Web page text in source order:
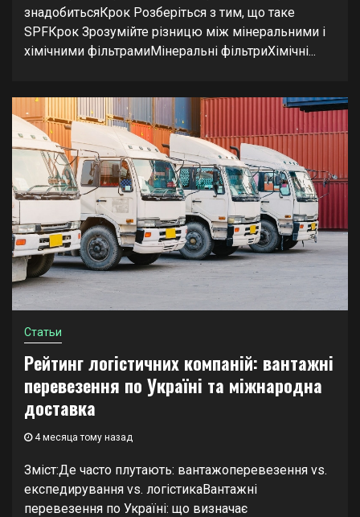
знадобитьсяКрок Розберіться з тим, що таке
SPFКрок Зрозумійте різницю між мінеральними і
хімічними фільтрамиМінеральні фільтриХімічні...
Статьи
Рейтинг логістичних компаній: вантажні
перевезення по Україні та міжнародна
доставка
4 месяца тому назад
Зміст:Де часто плутають: вантажоперевезення vs.
експедирування vs. логістикаВантажні
перевезення по Україні: що визначає